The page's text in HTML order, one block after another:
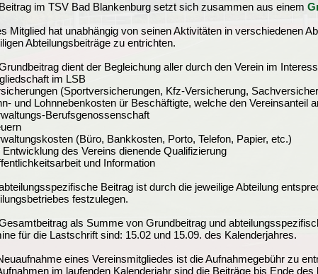
im TSV Bad Blankenburg setzt sich zusammen aus einem
Mitglied hat unabhängig von seinen Aktivitäten in verschiedenen
Abteilungsbeiträge zu entrichten.
dient der Begleichung aller durch den Verein im
im LSB
(Sportversicherungen, Kfz-Versicherung,
und Lohnnebenkosten ür Beschäftigte, welche den Vereinsanteil
Berufsgenossenschaft
(Büro, Bankkosten, Porto, Telefon, Papier, etc.)
Entwicklung des Vereins dienende Qualifizierung
und Information
Beitrag ist durch die jeweilige Abteilung
festzulegen.
als Summe von Grundbeitrag und
für die Lastschrift sind: 15.02 und 15.09. des Kalenderjahres.
eines Vereinsmitgliedes ist die Aufnahmegebühr zu
im laufenden Kalenderjahr sind die Beiträge bis Ende